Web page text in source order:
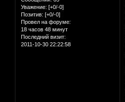
Уважение: [+0/-0]
Позитив: [+0/-0]
Провел на форуме:
18 часов 48 минут
Последний визит:
2011-10-30 22:22:58